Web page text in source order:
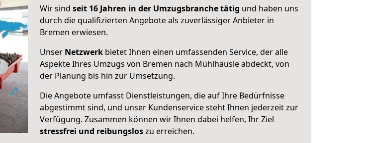
Wir sind seit 16 Jahren in der Umzugsbranche tätig und haben uns
durch die qualifizierten Angebote als zuverlässiger Anbieter in
Bremen erwiesen.
Unser Netzwerk bietet Ihnen einen umfassenden Service, der alle
Aspekte Ihres Umzugs von Bremen nach Mühlhäusle abdeckt, von
der Planung bis hin zur Umsetzung.
Die Angebote umfasst Dienstleistungen, die auf Ihre Bedürfnisse
abgestimmt sind, und unser Kundenservice steht Ihnen jederzeit zur
Verfügung. Zusammen können wir Ihnen dabei helfen, Ihr Ziel
stressfrei und reibungsloszu erreichen.